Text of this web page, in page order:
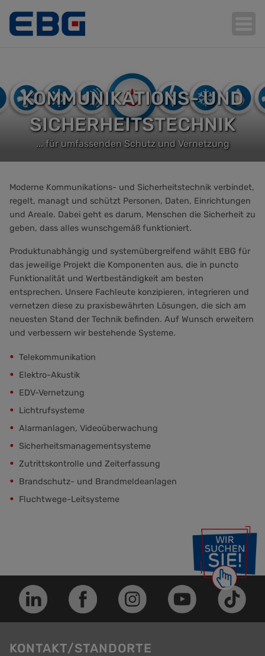
Hauptnavigation
KOMMUNIKATIONS- UND
SICHERHEITSTECHNIK
... für umfassenden Schutz und Vernetzung
Moderne Kommunikations- und Sicherheitstechnik verbindet,
regelt, managt und schützt Personen, Daten, Einrichtungen
und Areale. Dabei geht es darum, Menschen die Sicherheit zu
geben, dass alles wunschgemäß funktioniert.
Produktunabhängig und systemübergreifend wählt EBG für
das jeweilige Projekt die Komponenten aus, die in puncto
Funktionalität und Wertbeständigkeit am besten
entsprechen. Unsere Fachleute konzipieren, integrieren und
vernetzen diese zu praxisbewährten Lösungen, die sich am
neuesten Stand der Technik befinden. Auf Wunsch erweitern
und verbessern wir bestehende Systeme.
Telekommunikation
Elektro-Akustik
EDV-Vernetzung
Lichtrufsysteme
Alarmanlagen, Videoüberwachung
Sicherheitsmanagementsysteme
Zutrittskontrolle und Zeiterfassung
Brandschutz- und Brandmeldeanlagen
Fluchtwege-Leitsysteme
KONTAKT/STANDORTE